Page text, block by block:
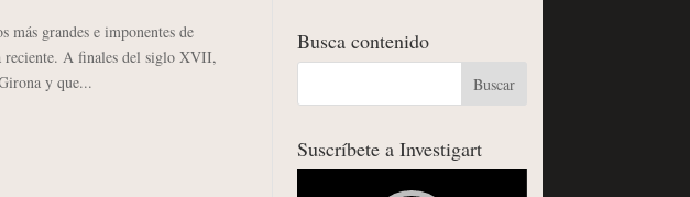
grandes e imponentes de
reciente. A finales del siglo XVII,
y que...
Busca contenido
Suscríbete a Investigart